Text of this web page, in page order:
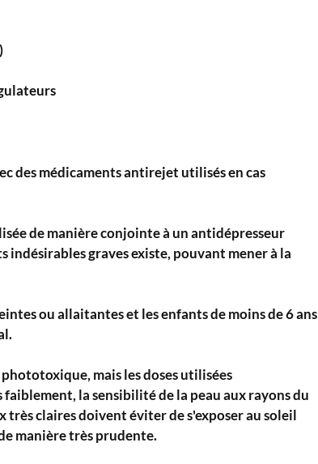
des médicaments antirejet utilisés en cas
de manière conjointe à un antidépresseur
graves existe, pouvant mener à la
ou allaitantes et les enfants de moins de 6 ans
mais les doses utilisées
la sensibilité de la peau aux rayons du
très claires doivent éviter de s'exposer au soleil
manière très prudente.